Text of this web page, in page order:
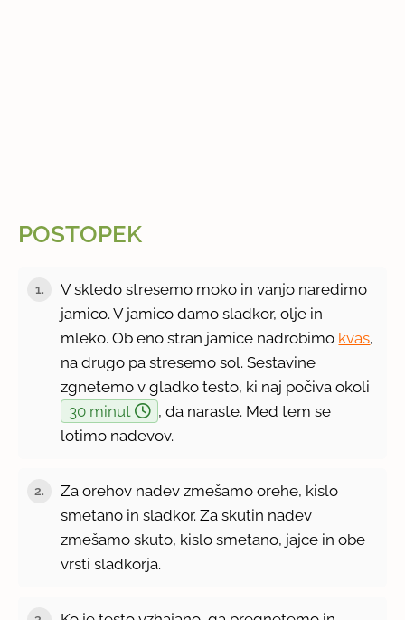
POSTOPEK
1.
V skledo stresemo moko in vanjo naredimo
jamico. V jamico damo sladkor, olje in
mleko. Ob eno stran jamice nadrobimo kvas,
na drugo pa stresemo sol. Sestavine
zgnetemo v gladko testo, ki naj počiva okoli
30 minut
, da naraste. Med tem se
lotimo nadevov.
2.
Za orehov nadev zmešamo orehe, kislo
smetano in sladkor. Za skutin nadev
zmešamo skuto, kislo smetano, jajce in obe
vrsti sladkorja.